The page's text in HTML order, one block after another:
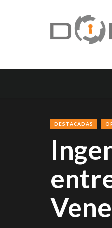
DESTACADAS